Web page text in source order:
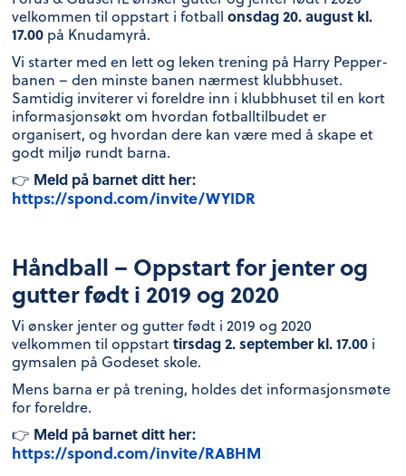
velkommen til oppstart i fotballonsdag 20. august kl.
17.00 på Knudamyrå.
Vi starter med en lett og leken trening på Harry Pepper-
banen – den minste banen nærmest klubbhuset.
Samtidig inviterer vi foreldre inn i klubbhuset til en kort
informasjonsøkt om hvordan fotballtilbudet er
organisert, og hvordan dere kan være med å skape et
godt miljø rundt barna.
👉 Meld på barnet ditt her:
https://spond.com/invite/WYIDR
Håndball – Oppstart for jenter og
gutter født i 2019 og 2020
Vi ønsker jenter og gutter født i 2019 og 2020
velkommen til oppstarttirsdag 2. september kl. 17.00 i
gymsalen på Godeset skole.
Mens barna er på trening, holdes det informasjonsmøte
for foreldre.
👉 Meld på barnet ditt her:
https://spond.com/invite/RABHM